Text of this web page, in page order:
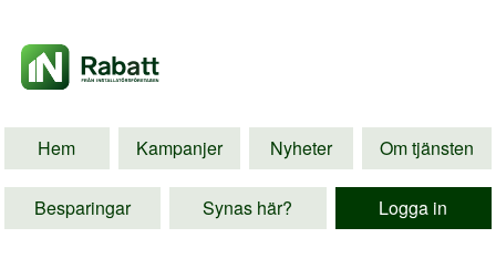
Hem Kampanjer Nyheter Om tjänsten
Besparingar Synas här? Logga in